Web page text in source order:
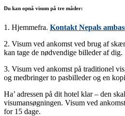
Du kan opnå visum på tre måder:
1. Hjemmefra. Kontakt Nepals
2. Visum ved ankomst ved brug af
kan tage de nødvendige billeder af dig.
3. Visum ved ankomst på traditionel
og medbringer to pasbilleder og en
Ha’ adressen på dit hotel klar – den
visumansøgningen. Visum ved
for 15 dage.